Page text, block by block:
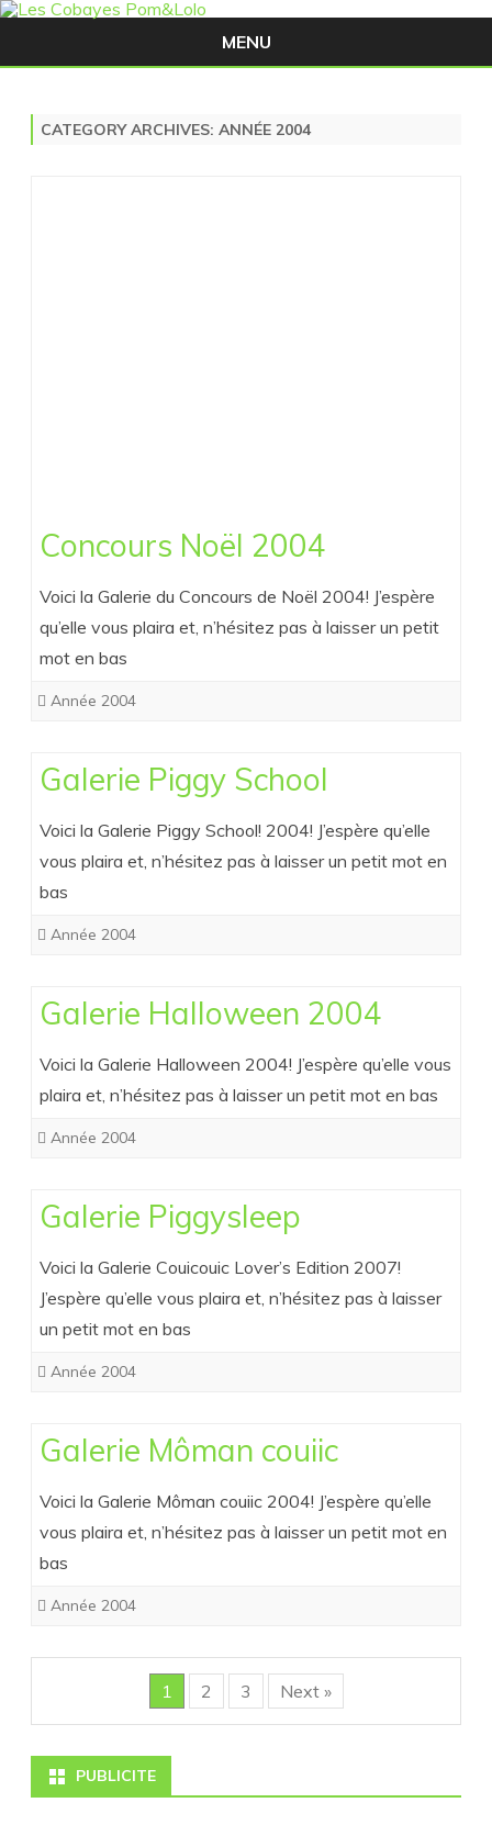
MENU
CATEGORY ARCHIVES: ANNÉE 2004
Concours Noël 2004
Voici la Galerie du Concours de Noël 2004! J’espère
qu’elle vous plaira et, n’hésitez pas à laisser un petit
mot en bas
Année 2004
Galerie Piggy School
Voici la Galerie Piggy School! 2004! J’espère qu’elle
vous plaira et, n’hésitez pas à laisser un petit mot en
bas
Année 2004
Galerie Halloween 2004
Voici la Galerie Halloween 2004! J’espère qu’elle vous
plaira et, n’hésitez pas à laisser un petit mot en bas
Année 2004
Galerie Piggysleep
Voici la Galerie Couicouic Lover’s Edition 2007!
J’espère qu’elle vous plaira et, n’hésitez pas à laisser
un petit mot en bas
Année 2004
Galerie Môman couiic
Voici la Galerie Môman couiic 2004! J’espère qu’elle
vous plaira et, n’hésitez pas à laisser un petit mot en
bas
Année 2004
1 2 3 Next »
PUBLICITE